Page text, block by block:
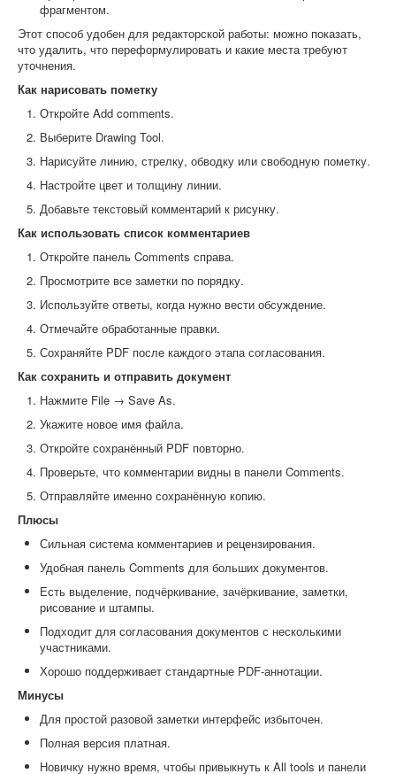
фрагментом.
Этот способ удобен для редакторской работы: можно показать,
что удалить, что переформулировать и какие места требуют
уточнения.
Как нарисовать пометку
Откройте Add comments.
Выберите Drawing Tool.
Нарисуйте линию, стрелку, обводку или свободную пометку.
Настройте цвет и толщину линии.
Добавьте текстовый комментарий к рисунку.
Как использовать список комментариев
Откройте панель Comments справа.
Просмотрите все заметки по порядку.
Используйте ответы, когда нужно вести обсуждение.
Отмечайте обработанные правки.
Сохраняйте PDF после каждого этапа согласования.
Как сохранить и отправить документ
Нажмите File → Save As.
Укажите новое имя файла.
Откройте сохранённый PDF повторно.
Проверьте, что комментарии видны в панели Comments.
Отправляйте именно сохранённую копию.
Плюсы
Сильная система комментариев и рецензирования.
Удобная панель Comments для больших документов.
Есть выделение, подчёркивание, зачёркивание, заметки,
рисование и штампы.
Подходит для согласования документов с несколькими
участниками.
Хорошо поддерживает стандартные PDF-аннотации.
Минусы
Для простой разовой заметки интерфейс избыточен.
Полная версия платная.
Новичку нужно время, чтобы привыкнуть к All tools и панели